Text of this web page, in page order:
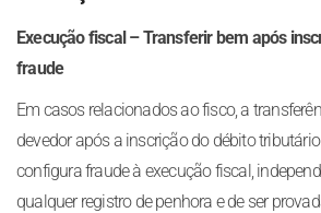
Execução fiscal – Transferir bem após
fraude
Em casos relacionados ao fisco, a
devedor após a inscrição do débito
configura fraude à execução fiscal,
qualquer registro de penhora e de ser